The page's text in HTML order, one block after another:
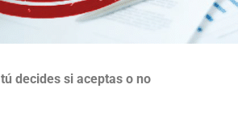
tú decides si aceptas o no